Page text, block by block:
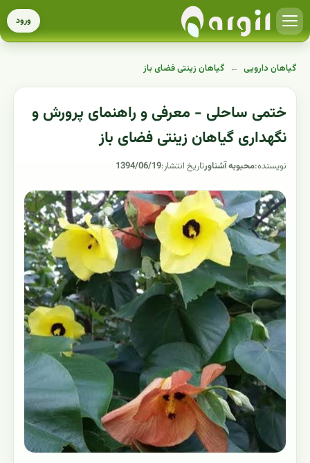
ورود
گیاهان دارویی ← گیاهان زینتی فضای باز
ختمی ساحلی - معرفی و راهنمای پرورش و
نگهداری گیاهان زینتی فضای باز
نویسنده:محبوبه آشناورتاریخ انتشار:1394/06/19